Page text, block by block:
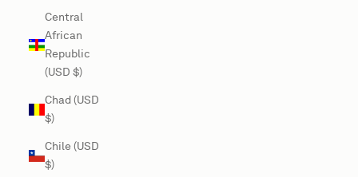
Central
African
Republic
(USD $)
Chad (USD
$)
Chile (USD
$)